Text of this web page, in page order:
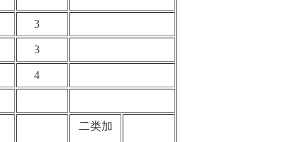
3
3
4
二类加